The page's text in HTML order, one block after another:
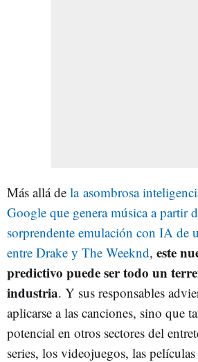
Más allá de la asombrosa
Google que genera música a partir
sorprendente emulación con IA de
entre Drake y The Weeknd, este
predictivo puede ser todo un
industria. Y sus responsables
aplicarse a las canciones, sino que
potencial en otros sectores del
series, los videojuegos, las